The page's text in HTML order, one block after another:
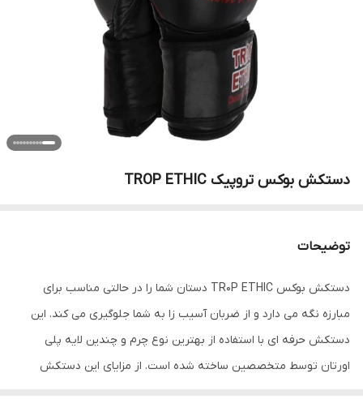
دستکش بوکس تروپیک TROP ETHIC
توضیحات
دستکش بوکس TR0P ETHIC دستان شما را در حالتی مناسب برای
مبارزه نگه می دارد و از ضربان آسیب زا به شما جلوگیری می کند. این
دستکش حرفه ای با استفاده از بهترین نوع چرم و چندین لایه پلی
اورتان توسط متخصصین ساخته شده است. از مزایای این دستکش